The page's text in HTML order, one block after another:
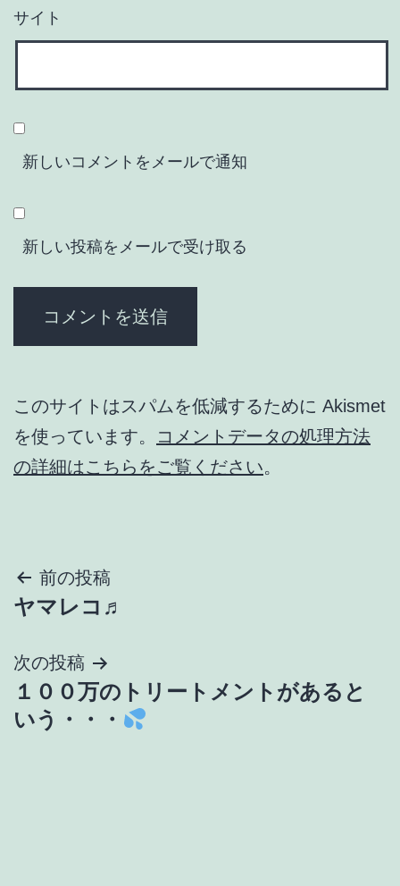
サイト
新しいコメントをメールで通知
新しい投稿をメールで受け取る
このサイトはスパムを低減するために Akismet
を使っています。
コメントデータの処理方法
の詳細はこちらをご覧ください。
投
稿
ナ
ビ
前の投稿
ヤマレコ♬
次の投稿
１００万のトリートメントがあると
いう・・・